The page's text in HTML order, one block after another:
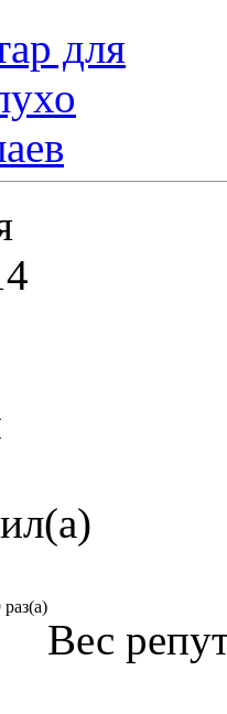
Вес